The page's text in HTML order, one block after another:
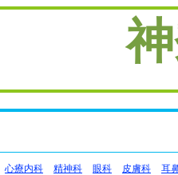
心療内科 精神科 眼科 皮膚科
耳